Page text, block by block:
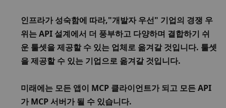
인프라가 성숙함에 따라,"개발자 우선" 기업의 경쟁 우
위는 API 설계에서 더 풍부하고 다양하며 결합하기 쉬
운 툴셋을 제공할 수 있는 업체로 옮겨갈 것입니다. 툴셋
을 제공할 수 있는 기업으로 옮겨갈 것입니다.
미래에는 모든 앱이 MCP 클라이언트가 되고 모든 API
가 MCP 서버가 될 수 있습니다.